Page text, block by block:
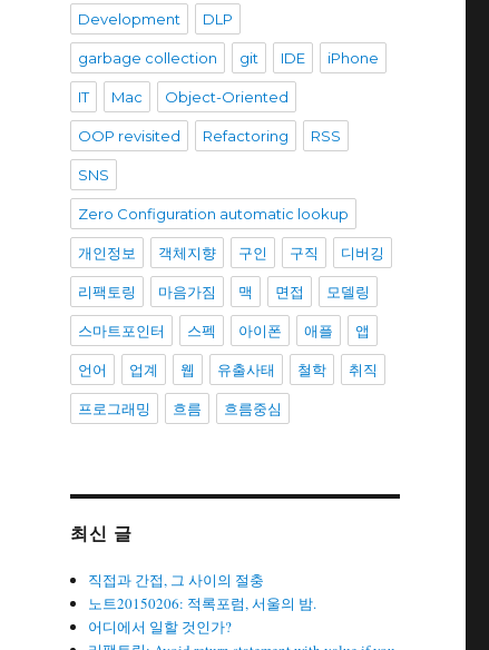
Development DLP
garbage collection git IDE iPhone
IT Mac Object-Oriented
OOP revisited Refactoring RSS
SNS
Zero Configuration automatic lookup
개인정보 객체지향 구인 구직 디버깅
리팩토링 마음가짐 맥 면접 모델링
스마트포인터 스펙 아이폰 애플 앱
언어 업계 웹 유출사태 철학 취직
프로그래밍 흐름 흐름중심
최신 글
직접과 간접, 그 사이의 절충
노트20150206: 적록포럼, 서울의 밤.
어디에서 일할 것인가?